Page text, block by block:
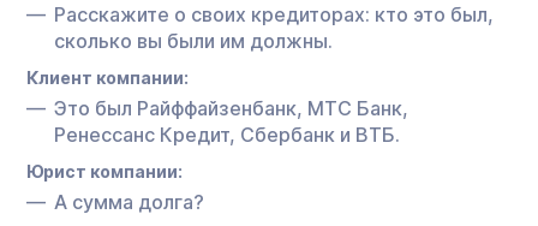
Расскажите о своих кредиторах: кто это был,
сколько вы были им должны.
Клиент компании:
Это был Райффайзенбанк, МТС Банк,
Ренессанс Кредит, Сбербанк и ВТБ.
Юрист компании:
А сумма долга?